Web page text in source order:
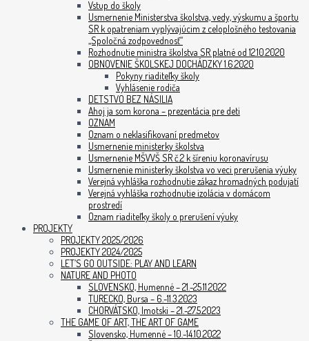
Vstup do školy
Usmernenie Ministerstva školstva, vedy, výskumu a športu
SR k opatreniam vyplývajúcim z celoplošného testovania
„Spoločná zodpovednosť“
Rozhodnutie ministra školstva SR platné od 12.10.2020
OBNOVENIE ŠKOLSKEJ DOCHÁDZKY 1.6.2020
Pokyny riaditeľky školy
Vyhlásenie rodiča
DETSTVO BEZ NÁSILIA
Ahoj ja som korona – prezentácia pre deti
OZNAM
Oznam o neklasifikovaní predmetov
Usmernenie ministerky školstva
Usmernenie MŠVVŠ SR č.2 k šíreniu koronavírusu
Usmernenie ministerky školstva vo veci prerušenia výuky
Verejná vyhláška rozhodnutie zákaz hromadných podujatí
Verejná vyhláška rozhodnutie izolácia v domácom
prostredí
Oznam riaditeľky školy o prerušení výuky
PROJEKTY
PROJEKTY 2025/2026
PROJEKTY 2024/2025
LET’S GO OUTSIDE: PLAY AND LEARN
NATURE AND PHOTO
SLOVENSKO, Humenné – 21.-25.11.2022
TURECKO, Bursa – 6.-11.3.2023
CHORVÁTSKO, Imotski – 21.-27.5.2023
THE GAME OF ART, THE ART OF GAME
Slovensko, Humenné – 10.-14.10.2022